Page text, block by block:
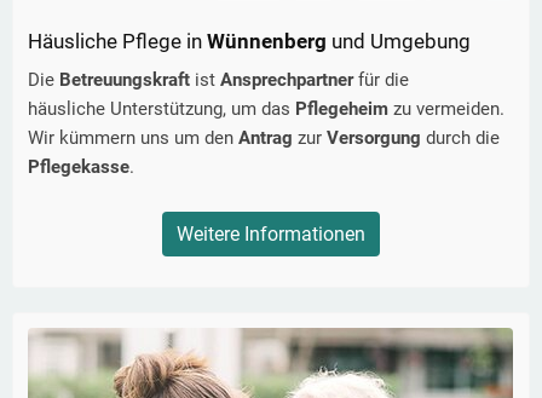
Häusliche Pflege in Wünnenberg und Umgebung
Die Betreuungskraft ist Ansprechpartnerfür die
häusliche Unterstützung, um das Pflegeheim zu vermeiden.
Wir kümmern uns um den Antrag zur Versorgung durch die
Pflegekasse.
Weitere Informationen